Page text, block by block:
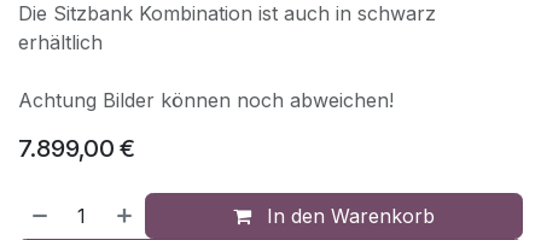
Die Sitzbank Kombination ist auch in schwarz
erhältlich
Achtung Bilder können noch abweichen!
7.899,00 €
In den Warenkorb